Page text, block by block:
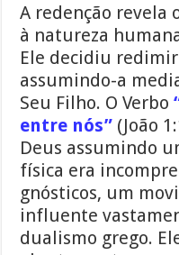
A redenção revela
à natureza
Ele decidiu
assumindo-a
Seu Filho. O Verbo
entre nós” (João
Deus assumindo
física era
gnósticos, um
influente
dualismo grego.